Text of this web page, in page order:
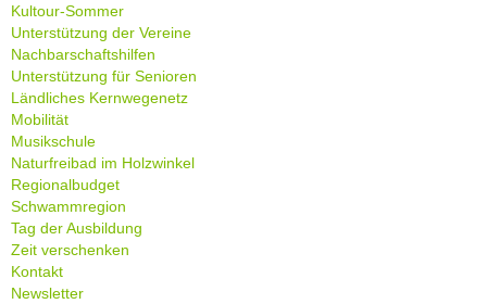
Kultour-Sommer
Unterstützung der Vereine
Nachbarschaftshilfen
Unterstützung für Senioren
Ländliches Kernwegenetz
Mobilität
Musikschule
Naturfreibad im Holzwinkel
Regionalbudget
Schwammregion
Tag der Ausbildung
Zeit verschenken
Kontakt
Newsletter